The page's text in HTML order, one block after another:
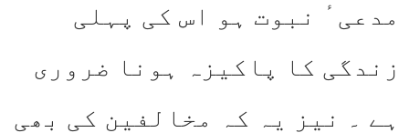
مدعی ٔ نبوت ہو اس کی پہلی
زندگی کا پاکیزہ ہونا ضروری
ہے ۔ نیز یہ کہ مخالفین کی بھی